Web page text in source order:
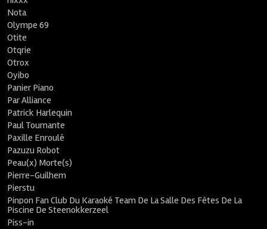
Nota
Olympe 69
Otite
Otqrie
Otrox
Oyibo
Panier Piano
Par Alliance
Patrick Harlequin
Paul Tournante
Paxille Enroulé
Pazuzu Robot
Peau(x) Morte(s)
Pierre-Guilhem
Pierstu
Pinpon Fan Club Du Karaoké Team De La Salle Des Fêtes De La
Piscine De Steenokkerzeel
Piss-in